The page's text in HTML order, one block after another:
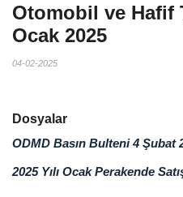
Otomobil ve Hafif
Ocak 2025
04-02-2025
Dosyalar
ODMD Basın Bulteni 4 Şubat
2025 Yılı Ocak Perakende